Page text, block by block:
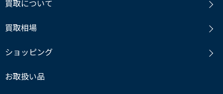
買取について
買取相場
ショッピング
お取扱い品